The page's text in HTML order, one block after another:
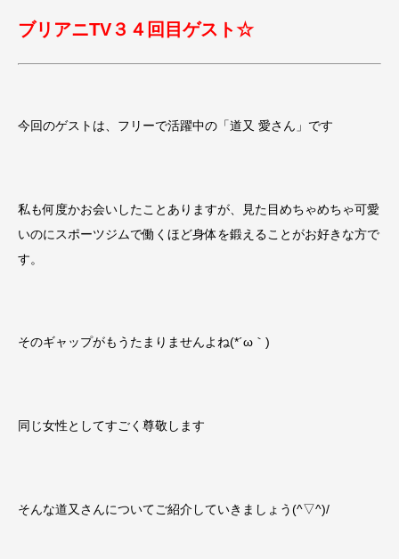
ブリアニTV３４回目ゲスト☆
今回のゲストは、フリーで活躍中の「道又 愛さん」です
私も何度かお会いしたことありますが、見た目めちゃめちゃ可愛
いのにスポーツジムで働くほど身体を鍛えることがお好きな方で
す。
そのギャップがもうたまりませんよね(*´ω｀)
同じ女性としてすごく尊敬します
そんな道又さんについてご紹介していきましょう(^▽^)/